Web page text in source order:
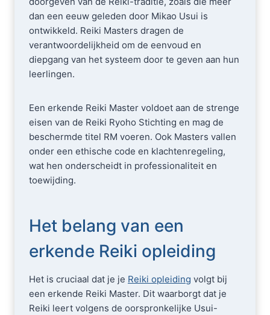
dan een eeuw geleden door Mikao Usui is
ontwikkeld. Reiki Masters dragen de
verantwoordelijkheid om de eenvoud en
diepgang van het systeem door te geven aan hun
leerlingen.
Een erkende Reiki Master voldoet aan de strenge
eisen van de Reiki Ryoho Stichting en mag de
beschermde titel RM voeren. Ook Masters vallen
onder een ethische code en klachtenregeling,
wat hen onderscheidt in professionaliteit en
toewijding.
Het belang van een
erkende Reiki opleiding
Het is cruciaal dat je je Reiki opleiding volgt bij
een erkende Reiki Master. Dit waarborgt dat je
Reiki leert volgens de oorspronkelijke Usui-